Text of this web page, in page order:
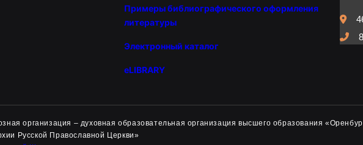
Примеры библиографического оформления
литературы
Электронный каталог
eLIBRARY
организация – духовная образовательная организация высшего образования
Русской Православной Церкви»